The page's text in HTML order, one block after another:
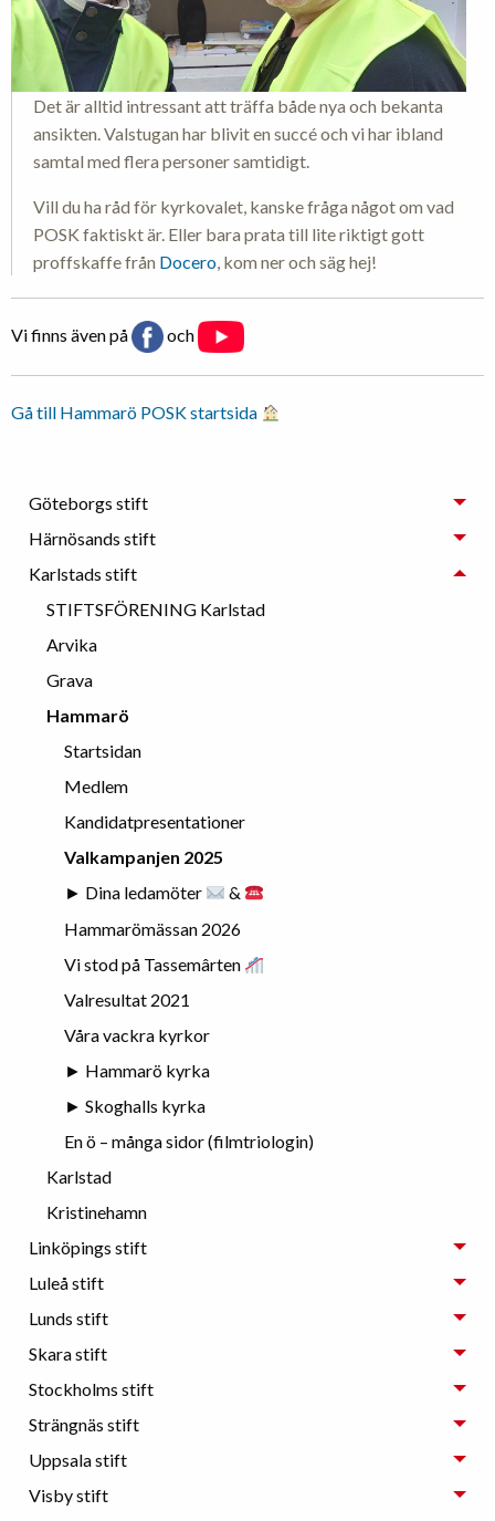
Det är alltid intressant att träffa både nya och bekanta
ansikten. Valstugan har blivit en succé och vi har ibland
samtal med flera personer samtidigt.
Vill du ha råd för kyrkovalet, kanske fråga något om vad
POSK faktiskt är. Eller bara prata till lite riktigt gott
proffskaffe från Docero , kom ner och säg hej!
Vi finns även på och
Gå till Hammarö POSK startsida
Göteborgs stift
Härnösands stift
Karlstads stift
STIFTSFÖRENING Karlstad
Arvika
Grava
Hammarö
Startsidan
Medlem
Kandidatpresentationer
Valkampanjen 2025
► Dina ledamöter
&
Hammarömässan 2026
Vi stod på Tassemârten
Valresultat 2021
Våra vackra kyrkor
► Hammarö kyrka
► Skoghalls kyrka
En ö – många sidor (filmtriologin)
Karlstad
Kristinehamn
Linköpings stift
Luleå stift
Lunds stift
Skara stift
Stockholms stift
Strängnäs stift
Uppsala stift
Visby stift